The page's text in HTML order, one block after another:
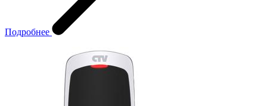
Подробнее